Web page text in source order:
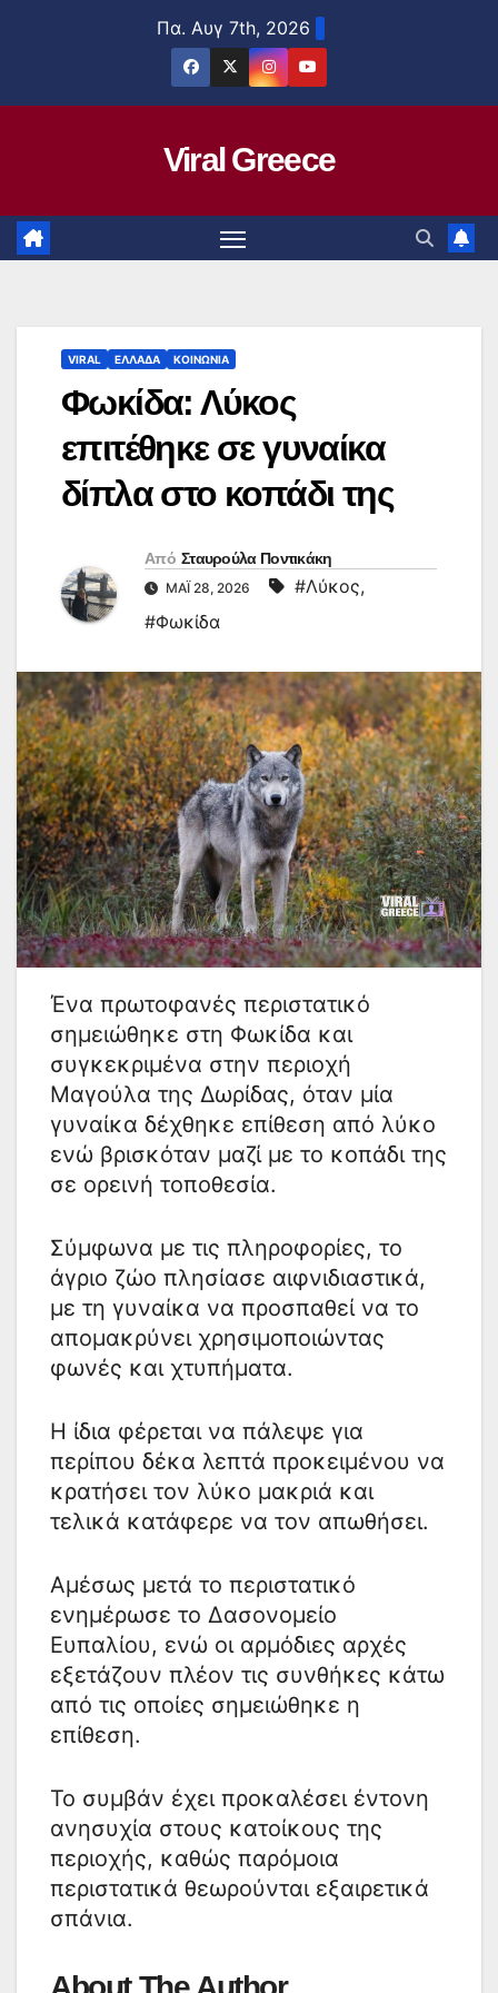
Πα. Αυγ 7th, 2026
Viral Greece
VIRAL ΕΛΛΑΔΑ ΚΟΙΝΩΝΙΑ
Φωκίδα: Λύκος
επιτέθηκε σε γυναίκα
δίπλα στο κοπάδι της
Από Σταυρούλα Ποντικάκη
ΜΆΙ 28, 2026 #Λύκος,
#Φωκίδα
Ένα πρωτοφανές περιστατικό
σημειώθηκε στη Φωκίδα και
συγκεκριμένα στην περιοχή
Μαγούλα της Δωρίδας, όταν μία
γυναίκα δέχθηκε επίθεση από λύκο
ενώ βρισκόταν μαζί με το κοπάδι της
σε ορεινή τοποθεσία.
Σύμφωνα με τις πληροφορίες, το
άγριο ζώο πλησίασε αιφνιδιαστικά,
με τη γυναίκα να προσπαθεί να το
απομακρύνει χρησιμοποιώντας
φωνές και χτυπήματα.
Η ίδια φέρεται να πάλεψε για
περίπου δέκα λεπτά προκειμένου να
κρατήσει τον λύκο μακριά και
τελικά κατάφερε να τον απωθήσει.
Αμέσως μετά το περιστατικό
ενημέρωσε το Δασονομείο
Ευπαλίου, ενώ οι αρμόδιες αρχές
εξετάζουν πλέον τις συνθήκες κάτω
από τις οποίες σημειώθηκε η
επίθεση.
Το συμβάν έχει προκαλέσει έντονη
ανησυχία στους κατοίκους της
περιοχής, καθώς παρόμοια
περιστατικά θεωρούνται εξαιρετικά
σπάνια.